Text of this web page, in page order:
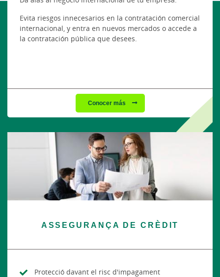
Evita riesgos innecesarios en la contratación comercial
internacional, y entra en nuevos mercados o accede a
la contratación pública que desees.
Conocer más
ASSEGURANÇA DE CRÈDIT
Protecció davant el risc d'impagament